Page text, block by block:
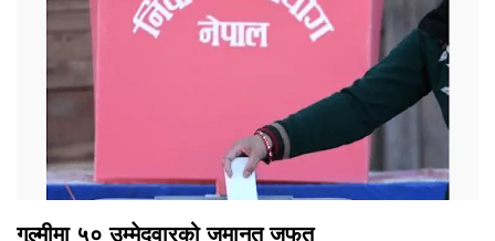
गुल्मीमा ५० उम्मेदवारको जमानत जफत